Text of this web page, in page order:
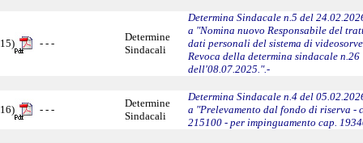
15) - - -
Determine
Sindacali
Determina Sindacale n.5 del
a "Nomina nuovo Responsabile del
dati personali del sistema di
Revoca della determina sindacale n.26
dell'08.07.2025.".-
16) - - -
Determine
Sindacali
Determina Sindacale n.4 del
a "Prelevamento dal fondo di riserva -
215100 - per impinguamento cap.